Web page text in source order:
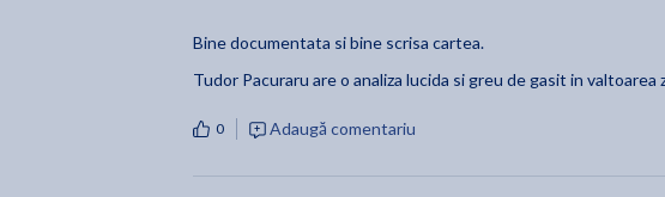
Bine documentata si bine scrisa cartea.
Tudor Pacuraru are o analiza lucida si greu de gasit in valtoarea
0 Adaugă comentariu